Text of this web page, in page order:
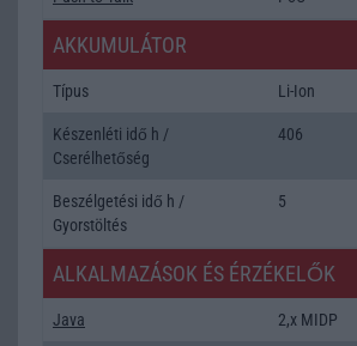
AKKUMULÁTOR
Típus Li-Ion
Készenléti idő h /
Cserélhetőség
406
Beszélgetési idő h /
Gyorstöltés
5
ALKALMAZÁSOK ÉS ÉRZÉKELŐK
Java 2,x MIDP